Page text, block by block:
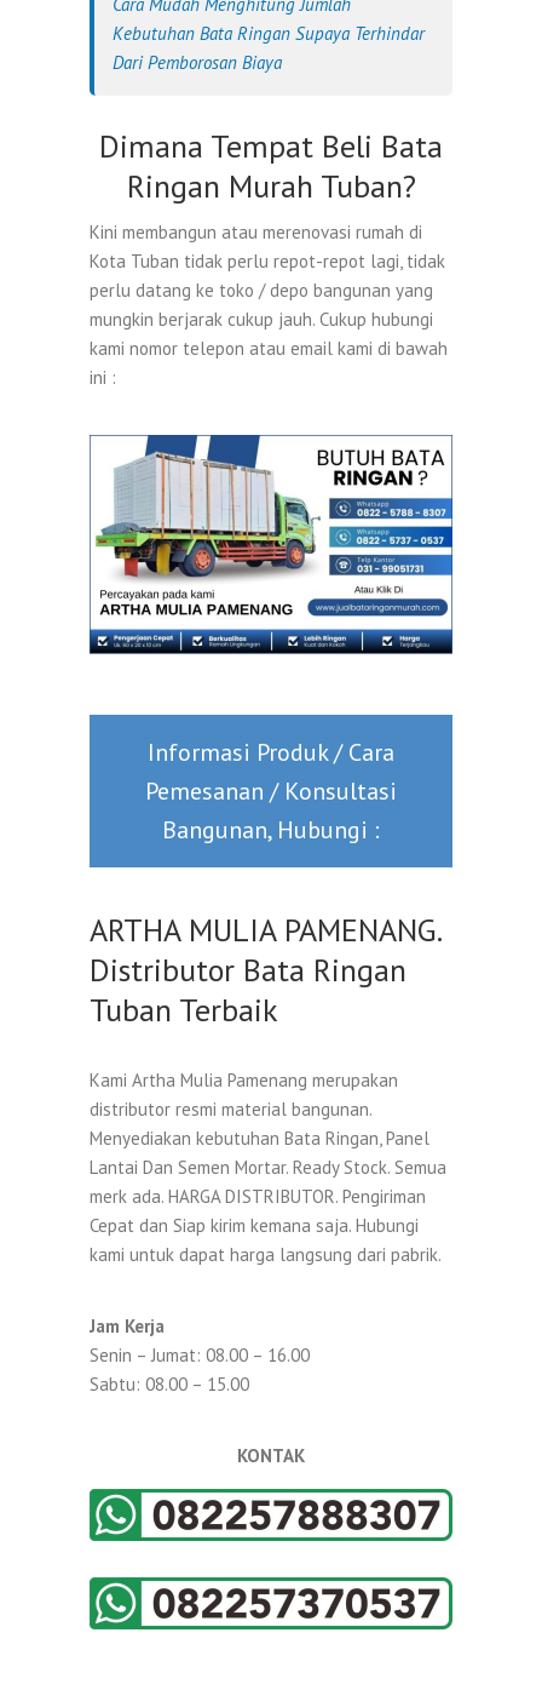
Kebutuhan Bata Ringan Supaya Terhindar
Dari Pemborosan Biaya
Dimana Tempat Beli Bata
Ringan Murah Tuban?
Kini membangun atau merenovasi rumah di
Kota Tuban tidak perlu repot-repot lagi, tidak
perlu datang ke toko / depo bangunan yang
mungkin berjarak cukup jauh. Cukup hubungi
kami nomor telepon atau email kami di bawah
ini :
Informasi Produk / Cara
Pemesanan / Konsultasi
Bangunan, Hubungi :
ARTHA MULIA PAMENANG.
Distributor Bata Ringan
Tuban Terbaik
Kami Artha Mulia Pamenang merupakan
distributor resmi material bangunan.
Menyediakan kebutuhan Bata Ringan, Panel
Lantai Dan Semen Mortar. Ready Stock. Semua
merk ada. HARGA DISTRIBUTOR. Pengiriman
Cepat dan Siap kirim kemana saja. Hubungi
kami untuk dapat harga langsung dari pabrik.
Jam Kerja
Senin – Jumat: 08.00 – 16.00
Sabtu: 08.00 – 15.00
KONTAK